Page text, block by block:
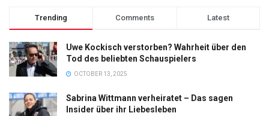
Trending Comments Latest
Uwe Kockisch verstorben? Wahrheit über den
Tod des beliebten Schauspielers
OCTOBER 13, 2025
Sabrina Wittmann verheiratet – Das sagen
Insider über ihr Liebesleben